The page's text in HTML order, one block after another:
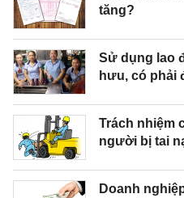
tăng?
Sử dụng lao
hưu, có phải
Trách nhiệm
người bị tai
Doanh